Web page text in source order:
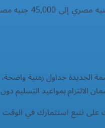
الحالية في هذه
جداول زمنية
تتبع استثمارك في الوقت